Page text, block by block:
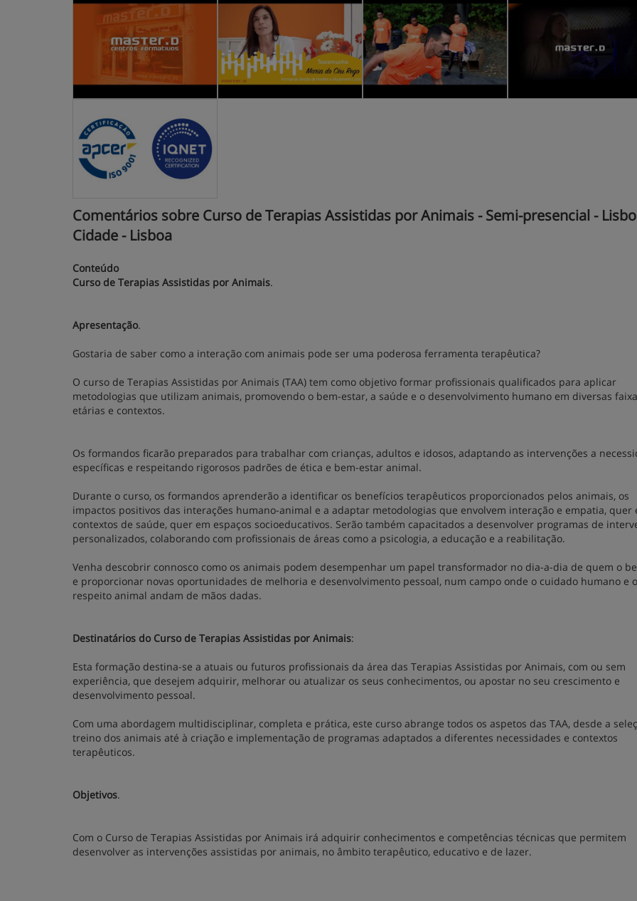
Comentários sobre Curso de Terapias Assistidas por Animais - Semi-presencial -
Cidade - Lisboa
Conteúdo
Curso de Terapias Assistidas por Animais.
Apresentação.
Gostaria de saber como a interação com animais pode ser uma poderosa ferramenta terapêutica?
O curso de Terapias Assistidas por Animais (TAA) tem como objetivo formar profissionais qualificados para aplicar
metodologias que utilizam animais, promovendo o bem-estar, a saúde e o desenvolvimento humano em diversas
etárias e contextos.
Os formandos ficarão preparados para trabalhar com crianças, adultos e idosos, adaptando as intervenções a
específicas e respeitando rigorosos padrões de ética e bem-estar animal.
Durante o curso, os formandos aprenderão a identificar os benefícios terapêuticos proporcionados pelos animais, os
impactos positivos das interações humano-animal e a adaptar metodologias que envolvem interação e empatia, quer
contextos de saúde, quer em espaços socioeducativos. Serão também capacitados a desenvolver programas de
personalizados, colaborando com profissionais de áreas como a psicologia, a educação e a reabilitação.
Venha descobrir connosco como os animais podem desempenhar um papel transformador no dia-a-dia de quem o
e proporcionar novas oportunidades de melhoria e desenvolvimento pessoal, num campo onde o cuidado humano e o
respeito animal andam de mãos dadas.
Destinatários do Curso de Terapias Assistidas por Animais:
Esta formação destina-se a atuais ou futuros profissionais da área das Terapias Assistidas por Animais, com ou sem
experiência, que desejem adquirir, melhorar ou atualizar os seus conhecimentos, ou apostar no seu crescimento e
desenvolvimento pessoal.
Com uma abordagem multidisciplinar, completa e prática, este curso abrange todos os aspetos das TAA, desde a
treino dos animais até à criação e implementação de programas adaptados a diferentes necessidades e contextos
terapêuticos.
Objetivos.
Com o Curso de Terapias Assistidas por Animais irá adquirir conhecimentos e competências técnicas que permitem
desenvolver as intervenções assistidas por animais, no âmbito terapêutico, educativo e de lazer.